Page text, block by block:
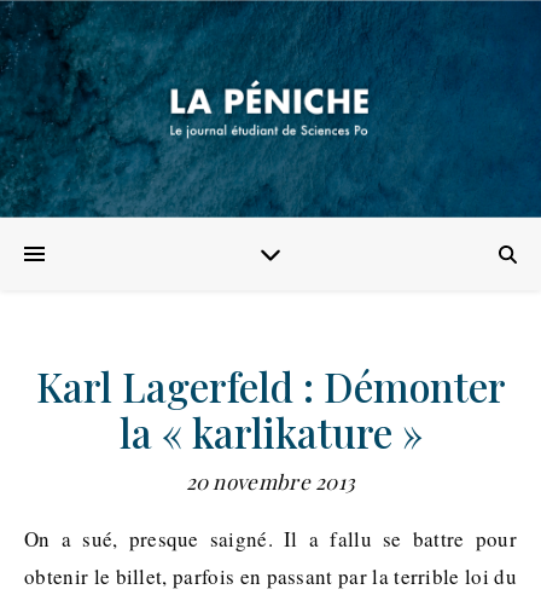
Karl Lagerfeld : Démonter
la « karlikature »
20 novembre 2013
On a sué, presque saigné. Il a fallu se battre pour
obtenir le billet, parfois en passant par la terrible loi du